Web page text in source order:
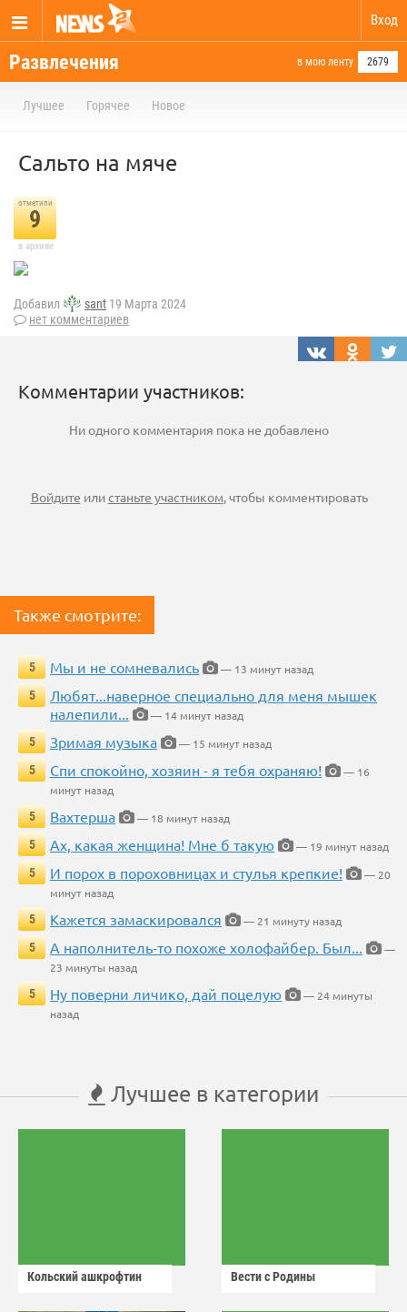
Вход
Развлечения в мою ленту 2679
Лучшее Горячее Новое
Сальто на мяче
отметили
9
в архиве
Добавил sant 19 Марта 2024
нет комментариев
Комментарии участников:
Ни одного комментария пока не добавлено
Войдите илистаньте участником, чтобы комментировать
Также смотрите:
5 Мы и не сомневались
— 13 минут назад
5
Любят...наверное специально для меня мышек
налепили...
— 14 минут назад
5
Зримая музыка
— 15 минут назад
5
Спи спокойно, хозяин - я тебя охраняю!
— 16
минут назад
5
Вахтерша
— 18 минут назад
5
Ах, какая женщина! Мне б такую
— 19 минут назад
5
И порох в пороховницах и стулья крепкие!
— 20
минут назад
5
Кажется замаскировался
— 21 минуту назад
5
А наполнитель-то похоже холофайбер. Был...
—
23 минуты назад
5
Ну поверни личико, дай поцелую
— 24 минуты
назад
Лучшее в категории
Кольский ашкрофтин Вести с Родины